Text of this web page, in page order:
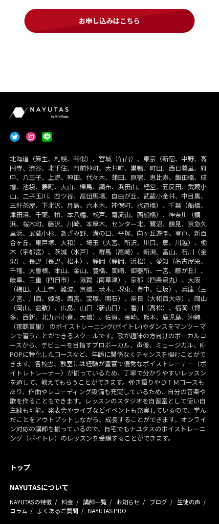
お申し込みはこちら
北海道（麻生、札幌、琴似）、宮城（仙台）、東京（新宿、中野、高
円寺、渋谷、北千住、門前仲町、大井町、巣鴨、町田、西日暮里、府
中、八王子、上野、神田、代々木、蒲田、原宿、恵比寿、飯田橋、成
増、池袋、要町、大山、練馬、調布、浜田山、経堂、五反田、武蔵小
山、二子玉川、四ツ谷、高田馬場、自由が丘、武蔵小金井、中目黒、
三軒茶屋、下北沢、月島、六本木、神保町、水道橋）、千葉（船橋、
津田沼、千葉、柏、本八幡、松戸、南流山、西船橋）、神奈川（横
浜、桜木町、藤沢、川崎、本厚木、センター北、鷺沼、鶴見、京急久
里浜、武蔵小杉、あざみ野、溝の口、平塚、向ヶ丘遊園、登戸、新百
合ヶ丘、東戸塚、大和）、埼玉（大宮、所沢、川口、蕨、川越）、栃
木（宇都宮）、茨城（水戸）、群馬（高崎）、新潟、富山、石川（金
沢）、長野（長野、松本）、静岡（静岡、浜松）、愛知（名古屋栄、
千種、大曽根、本山、金山、豊橋、岡崎、御器所、一宮、藤が丘）、
岐阜、三重（四日市）、滋賀（南草津）、京都（四条烏丸）、大阪
（梅田、天王寺、難波、京橋、茨木、堺東、豊中、江坂）、兵庫（三
ノ宮、川西、姫路、西宮、宝塚、明石）、奈良（大和西大寺）、岡山
（岡山、倉敷）、広島、山口（新山口）、香川（高松）、福岡（博
多、西新、北九州小倉、大橋）、佐賀、長崎、熊本、鹿児島、沖縄
（那覇首里） のボイストレーニング(ボイトレ)やダンスをマンツーマ
ンで習うことができるスクールです。歌が趣味の方向けのボーカルコ
ースから、デビューを目指すプロボーカル、声優、ミュージカル、K-
POPに特化したコースなど、年齢に関係なくチャンスを掴むことがで
きます。各校舎、教室には経験が豊富で優秀なボイストレーナー（ボ
イトレトレーナー）が揃っているため、丁寧で分かりやすいレッスン
を通して、教えてもらうことができます。弾き語りやＤＴＭコースも
あり、作曲やレコーディング設備も充実しているため、自分の音楽や
歌を作ることもできます。レッスンのスタジオを自習室として使い自
主練も可能。発表会やライブなどイベントも充実しているので、学ん
だことをアウトプットしながら、成長することができます。オンライ
ン対応の講師も揃っているので、自宅でもナユタスのボイストレーニ
ング（ボイトレ）のレッスンを受講することができます。
トップ
NAYUTASについて
NAYUTASの特徴 料金 講師一覧 お知らせ ブログ
生徒の声
コラム
よくあるご質問 NAYUTAS PRO